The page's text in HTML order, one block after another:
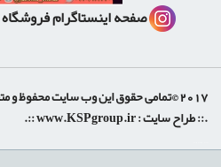
صفحه اینستاگرام
2017 ©تمامی حقوق این وب سایت محفوظ و متعلق به شیراز ژانومه می باشد.
.:: طراح سایت :www.KSPgroup.ir
::.